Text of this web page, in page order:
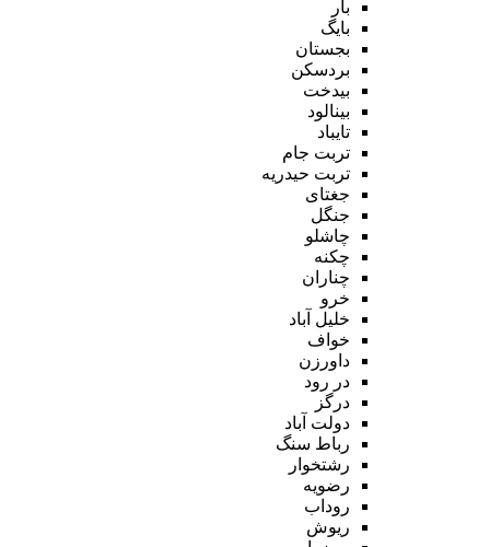
بار
بایگ
بجستان
بردسکن
بیدخت
بینالود
تایباد
تربت جام
تربت حیدریه
جغتای
جنگل
چاشلو
چکنه
چناران
خرو
خلیل آباد
خواف
داورزن
در رود
درگز
دولت آباد
رباط سنگ
رشتخوار
رضویه
روداب
ریوش